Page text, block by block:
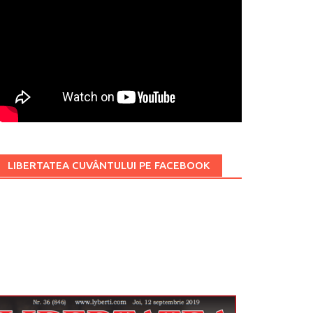
LIBERTATEA CUVÂNTULUI PE FACEBOOK